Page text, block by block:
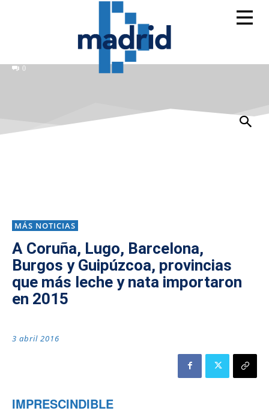
0
MÁS NOTICIAS
A Coruña, Lugo, Barcelona,
Burgos y Guipúzcoa, provincias
que más leche y nata importaron
en 2015
3 abril 2016
IMPRESCINDIBLE